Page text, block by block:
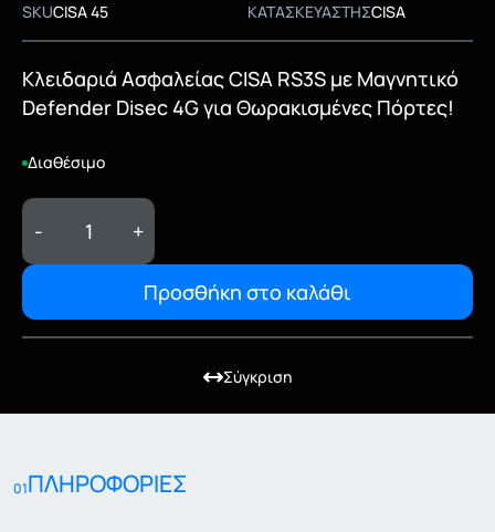
SKUCISA 45 ΚΑΤΑΣΚΕΥΑΣΤΗΣCISA
Κλειδαριά Ασφαλείας CISA RS3S με Μαγνητικό
Defender Disec 4G για Θωρακισμένες Πόρτες!
Διαθέσιμο
- +
Προσθήκη στο καλάθι
Σύγκριση
01ΠΛΗΡΟΦΟΡΙΕΣ